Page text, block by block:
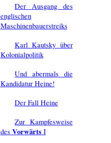
Der Ausgang des
englischen
Maschinenbauerstreiks
Karl Kautsky über
Kolonialpolitik
Und abermals die
Kandidatur Heine!
Der Fall Heine
Zur Kampfesweise
des VorwärtsI